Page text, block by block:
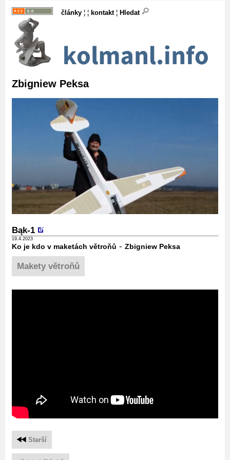
články ¦ ¦ kontakt¦ Hledat
Zbigniew Peksa
Bąk-1
19.4.2023
Ko je kdo v maketách větroňů - Zbigniew Peksa
Makety větroňů
Starší